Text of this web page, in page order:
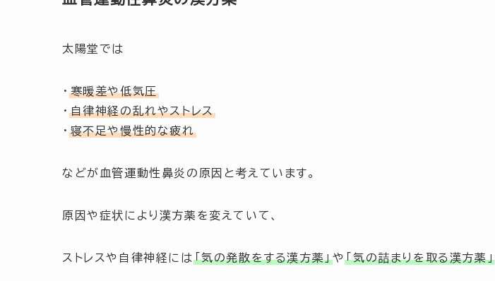
太陽堂では
・ 寒暖差や低気圧
・ 自律神経の乱れやストレス
・ 寝不足や慢性的な疲れ
などが血管運動性鼻炎の原因と考えています。
原因や症状により漢方薬を変えていて、
ストレスや自律神経には 「気の発散をする漢方薬」や「気の詰まりを取る漢方薬」